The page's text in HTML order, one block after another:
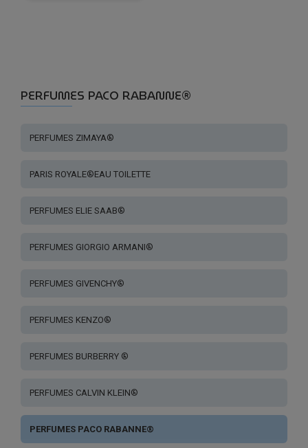
PERFUMES PACO RABANNE®
PERFUMES ZIMAYA®
PARIS ROYALE®EAU TOILETTE
PERFUMES ELIE SAAB®
PERFUMES GIORGIO ARMANI®
PERFUMES GIVENCHY®
PERFUMES KENZO®
PERFUMES BURBERRY ®
PERFUMES CALVIN KLEIN®
PERFUMES PACO RABANNE®